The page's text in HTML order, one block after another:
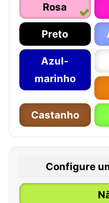
Rosa
Preto
Azul-
marinho
Castanho
Configure